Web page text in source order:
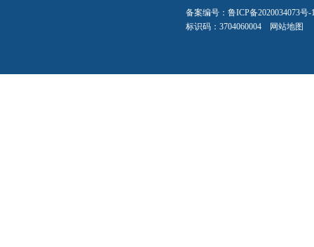
备案编号： 鲁ICP备2020034073号-
标识码：3704060004 网站地图